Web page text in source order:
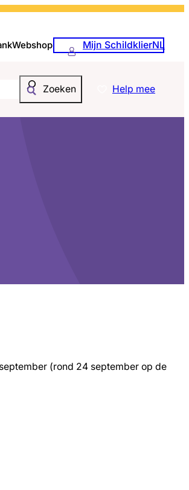
Webshop Mijn SchildklierNL
Zoeken
Help mee
(rond 24 september op de